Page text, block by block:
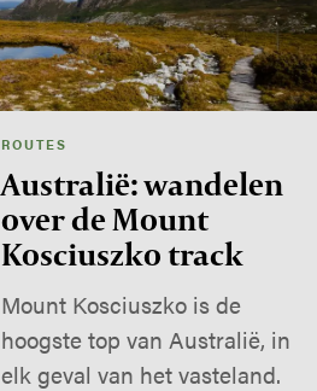
ROUTES
Australië: wandelen
over de Mount
Kosciuszko track
Mount Kosciuszko is de
hoogste top van Australië, in
elk geval van het vasteland.